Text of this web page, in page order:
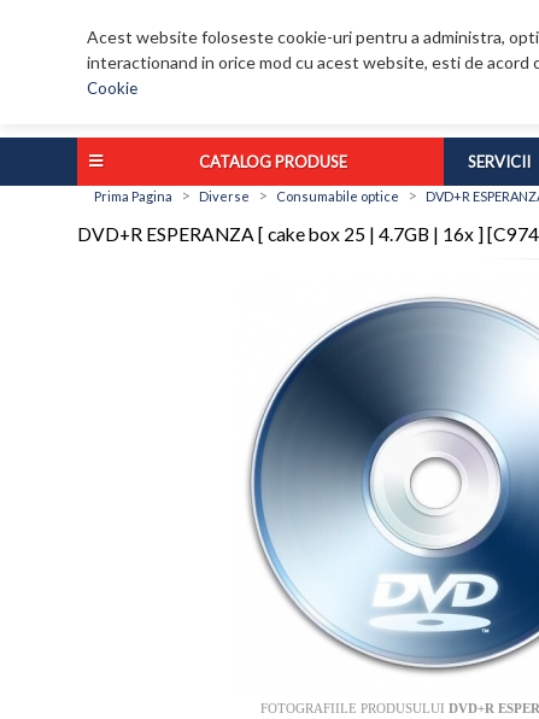
Acest website foloseste cookie-uri pentru a administra,
interactionand in orice mod cu acest website, esti de
Cookie
CATALOG PRODUSE SERVICII
Prima Pagina > Diverse > Consumabile optice > DVD+R
DVD+R ESPERANZA [ cake box 25 | 4.7GB | 16x ]
FOTOGRAFIILE PRODUSULUI DVD+R